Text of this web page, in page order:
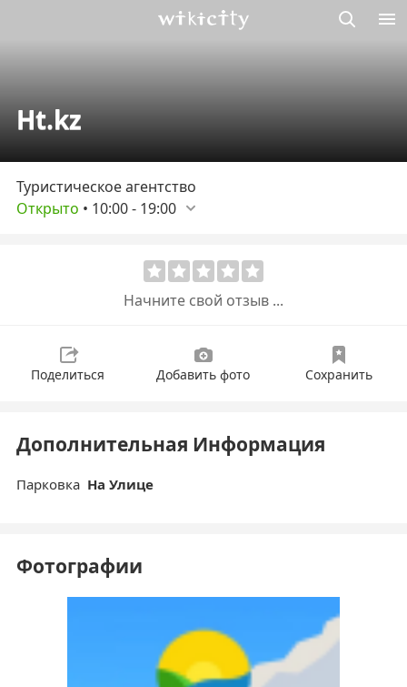
Ht.kz
Туристическое агентство
Открыто • 10:00- 19:00
Начните свой отзыв ...
Поделиться Добавить фото Сохранить
Дополнительная Информация
Парковка На Улице
Фотографии